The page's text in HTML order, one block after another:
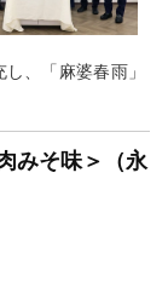
、「麻婆春雨」
みそ味＞（永